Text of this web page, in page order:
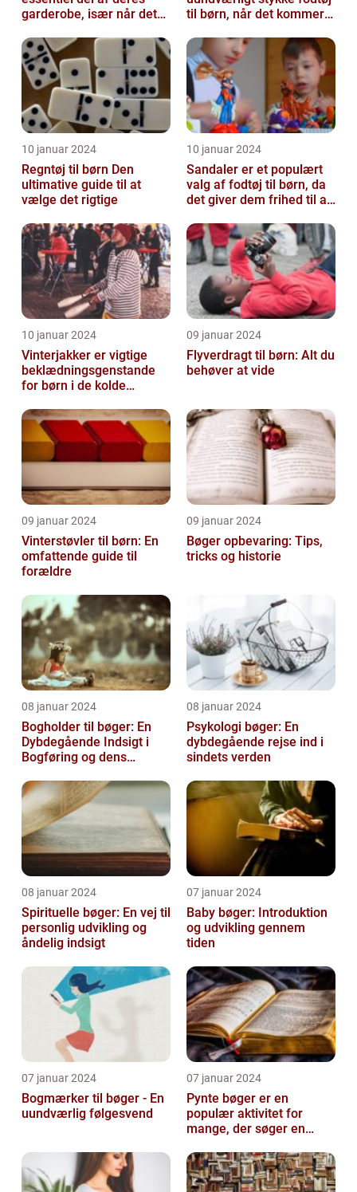
garderobe, især når det
og ak...
til børn, når det kommer
opl...
10 januar 2024
Regntøj til børn Den
ultimative guide til at
vælge det rigtige
10 januar 2024
Sandaler er et populært
valg af fodtøj til børn, da
det giver dem frihed til at
10 januar 2024
Vinterjakker er vigtige
beklædningsgenstande
for børn i de kolde
09 januar 2024
Flyverdragt til børn: Alt du
behøver at vide
09 januar 2024
Vinterstøvler til børn: En
omfattende guide til
forældre
09 januar 2024
Bøger opbevaring: Tips,
tricks og historie
08 januar 2024
Bogholder til bøger: En
Dybdegående Indsigt i
Bogføring og dens
08 januar 2024
Psykologi bøger: En
dybdegående rejse ind i
sindets verden
08 januar 2024
Spirituelle bøger: En vej til
personlig udvikling og
åndelig indsigt
07 januar 2024
Baby bøger: Introduktion
og udvikling gennem
tiden
07 januar 2024
Bogmærker til bøger - En
uundværlig følgesvend
07 januar 2024
Pynte bøger er en
populær aktivitet for
mange, der søger en